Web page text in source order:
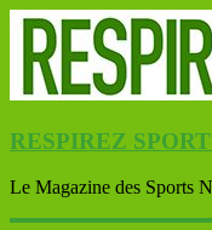
RESPIREZ
Le Magazine des Sports